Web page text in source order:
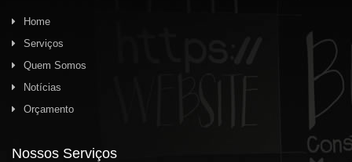
Home
Serviços
Quem Somos
Notícias
Orçamento
Nossos Serviços